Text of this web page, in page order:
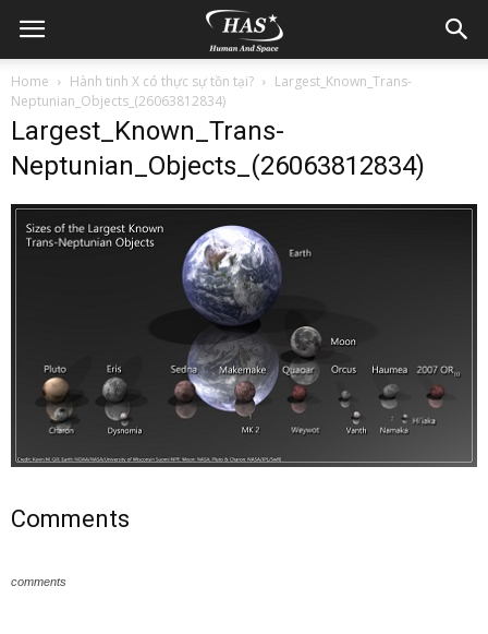
Home Hành tinh X có thực sự tồn tại?
Largest_Known_Trans-
Neptunian_Objects_(26063812834)
Largest_Known_Trans-
Neptunian_Objects_(26063812834)
Comments
comments